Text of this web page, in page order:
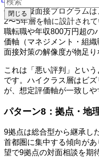
個別模擬面接プログラム
2〜5年層を軸に設計され
職転職や年収800万円超の
価軸（マネジメント・組織
面接対策の解像度が物足り
これは「悪い評判」という
です。ハイクラス層はビ
が、想定評価軸が一致しや
パターン8：拠点・地
9拠点は総合型から継承し
首都圏に集中する傾向が
望で9拠点の対面相談を期
閉じる